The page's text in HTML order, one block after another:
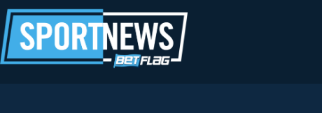
al
contenuto